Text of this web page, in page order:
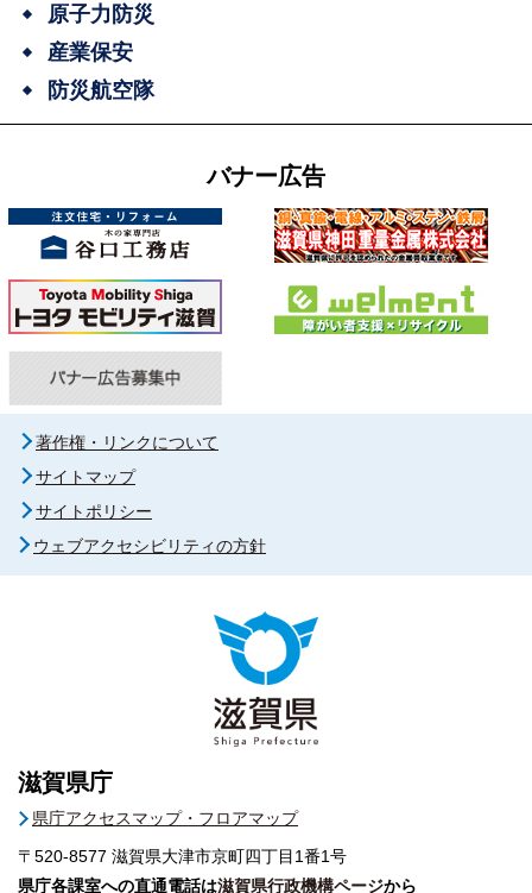
原子力防災
産業保安
防災航空隊
バナー広告
著作権・リンクについて
サイトマップ
サイトポリシー
ウェブアクセシビリティの方針
滋賀県庁
県庁アクセスマップ・フロアマップ
〒520-8577 滋賀県大津市京町四丁目1番1号
県庁各課室への直通電話は滋賀県行政機構ページから